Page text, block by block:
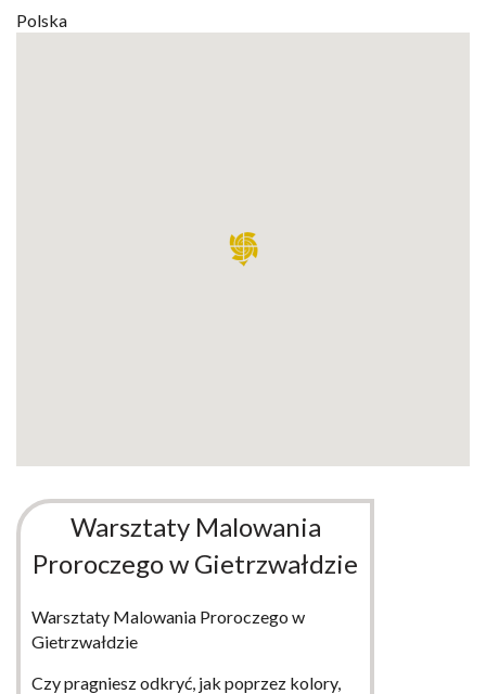
Polska
Warsztaty Malowania
Proroczego w Gietrzwałdzie
Warsztaty Malowania Proroczego w
Gietrzwałdzie
Czy pragniesz odkryć, jak poprzez kolory,